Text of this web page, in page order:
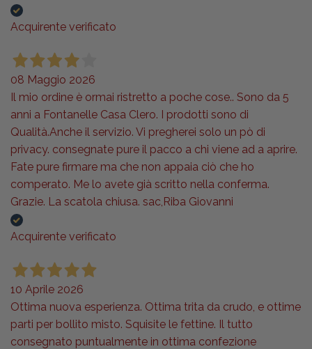
Acquirente verificato
08 Maggio 2026
Il mio ordine è ormai ristretto a poche cose.. Sono da 5
anni a Fontanelle Casa Clero. I prodotti sono di
Qualità.Anche il servizio. Vi pregherei solo un pò di
privacy. consegnate pure il pacco a chi viene ad a aprire.
Fate pure firmare ma che non appaia ciò che ho
comperato. Me lo avete già scritto nella conferma.
Grazie. La scatola chiusa. sac,Riba Giovanni
Acquirente verificato
10 Aprile 2026
Ottima nuova esperienza. Ottima trita da crudo, e ottime
parti per bollito misto. Squisite le fettine. Il tutto
consegnato puntualmente in ottima confezione